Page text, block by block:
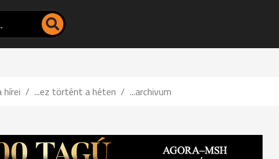
hírei ...ez történt a héten ...archivum